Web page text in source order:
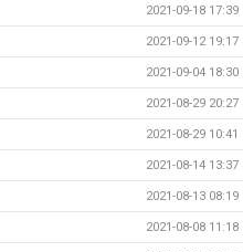
2021-09-18 17:39
2021-09-12 19:17
2021-09-04 18:30
2021-08-29 20:27
2021-08-29 10:41
2021-08-14 13:37
2021-08-13 08:19
2021-08-08 11:18